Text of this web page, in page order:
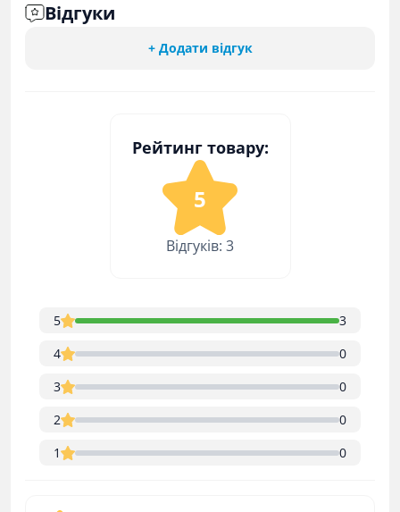
Відгуки
+ Додати відгук
Рейтинг товару:
5
Відгуків: 3
5
3
4
0
3
0
2
0
1
0